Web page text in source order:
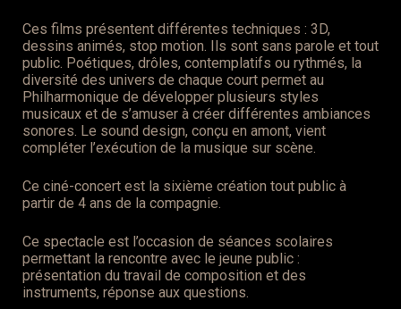
Ces films présentent différentes techniques : 3D,
dessins animés, stop motion. Ils sont sans parole et tout
public. Poétiques, drôles, contemplatifs ou rythmés, la
diversité des univers de chaque court permet au
Philharmonique de développer plusieurs styles
musicaux et de s’amuser à créer différentes ambiances
sonores. Le sound design, conçu en amont, vient
compléter l’exécution de la musique sur scène.
Ce ciné-concert est la sixième création tout public à
partir de 4 ans de la compagnie.
Ce spectacle est l’occasion de séances scolaires
permettant la rencontre avec le jeune public :
présentation du travail de composition et des
instruments, réponse aux questions.